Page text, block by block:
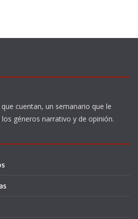
cuentan, un semanario que le
géneros narrativo y de opinión.